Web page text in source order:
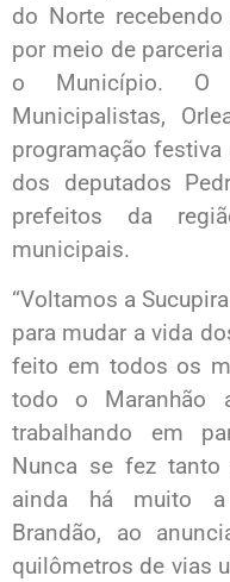
do Norte
por meio de
o Município. O
Municipalistas,
programação
dos deputados
prefeitos da
municipais.
“Voltamos a
para mudar a vida
feito em todos os
todo o Maranhão
trabalhando em
Nunca se fez
ainda há muito a
Brandão, ao
quilômetros de vias